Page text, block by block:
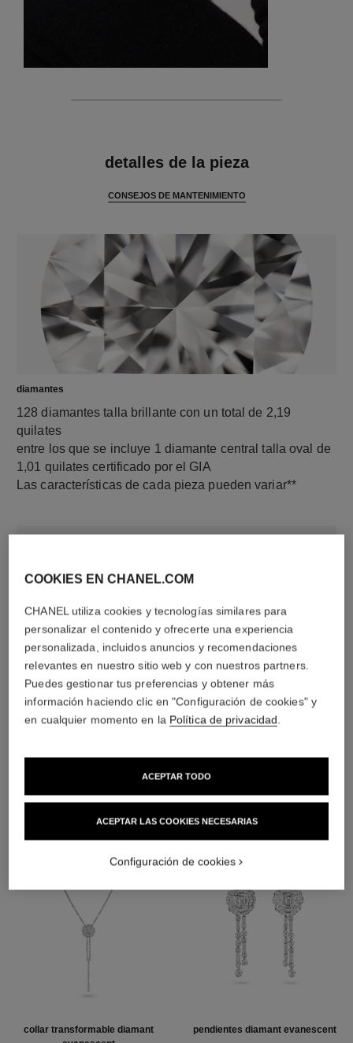
detalles de la pieza
CONSEJOS DE MANTENIMIENTO
diamantes
128 diamantes talla brillante con un total de 2,19
quilates
entre los que se incluye 1 diamante central talla oval de
1,01 quilates certificado por el GIA
Las características de cada pieza pueden variar**
material
Oro blanco de 18 quilates
collar transformable diamant
pendientes diamant evanescent
COOKIES EN CHANEL.COM
CHANEL utiliza cookies y tecnologías similares para
personalizar el contenido y ofrecerte una experiencia
personalizada, incluidos anuncios y recomendaciones
relevantes en nuestro sitio web y con nuestros partners.
Puedes gestionar tus preferencias y obtener más
información haciendo clic en "Configuración de cookies" y
en cualquier momento en la Política de privacidad.
ACEPTAR LAS COOKIES NECESARIAS
ACEPTAR TODO
Configuración de cookies